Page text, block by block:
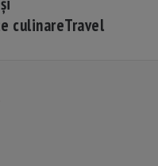
culinareTravel